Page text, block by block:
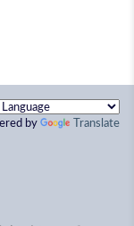
by Translate